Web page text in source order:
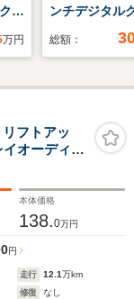
ル
パ
レ
ド
ナ
万円
ンチデジタル
ックメーター/
オ+ワイヤレ
総額：
フトアッ
オーディ
本体価格
138.0万円
円
走行 12.1万km
修復
なし